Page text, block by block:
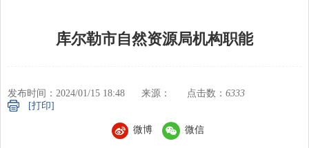
库尔勒市自然资源局机构职能
发布时间：2024/01/15 18:48 来源： 点击数： 6333
[打印]
微博 微信